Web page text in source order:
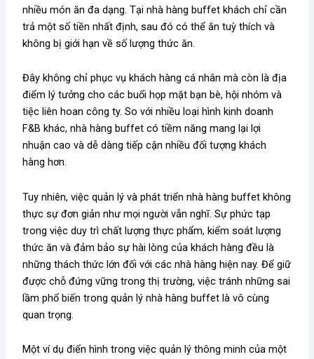
nhiều món ăn đa dạng. Tại nhà hàng buffet khách chỉ cần
trả một số tiền nhất định, sau đó có thể ăn tuỳ thích và
không bị giới hạn về số lượng thức ăn.
Đây không chỉ phục vụ khách hàng cá nhân mà còn là địa
điểm lý tưởng cho các buổi họp mặt bạn bè, hội nhóm và
tiệc liên hoan công ty. So với nhiều loại hình kinh doanh
F&B khác, nhà hàng buffet có tiềm năng mang lại lợi
nhuận cao và dễ dàng tiếp cận nhiều đối tượng khách
hàng hơn.
Tuy nhiên, việc quản lý và phát triển nhà hàng buffet không
thực sự đơn giản như mọi người vẫn nghĩ. Sự phức tạp
trong việc duy trì chất lượng thực phẩm, kiểm soát lượng
thức ăn và đảm bảo sự hài lòng của khách hàng đều là
những thách thức lớn đối với các nhà hàng hiện nay. Để giữ
được chỗ đứng vững trong thị trường, việc tránh những sai
lầm phổ biến trong quản lý nhà hàng buffet là vô cùng
quan trọng.
Một ví dụ điển hình trong việc quản lý thông minh của một